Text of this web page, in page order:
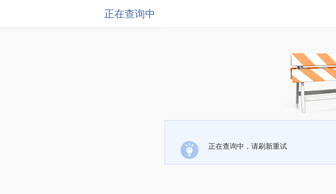
正在查询中
正在查询中，请刷新重试